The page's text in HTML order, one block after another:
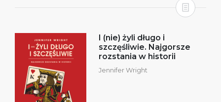
I (nie) żyli długo i
szczęśliwie. Najgorsze
rozstania w historii
Jennifer Wright